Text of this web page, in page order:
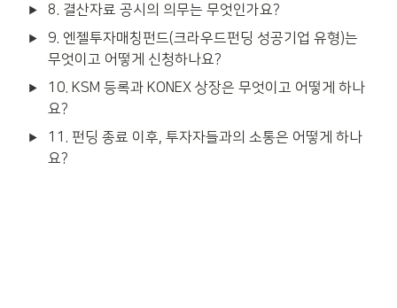
8. 결산자료 공시의 의무는 무엇인가요?
9. 엔젤투자매칭펀드(크라우드펀딩 성공기업 유형)는
무엇이고 어떻게 신청하나요?
10. KSM 등록과 KONEX 상장은 무엇이고 어떻게 하나
요?
11. 펀딩 종료 이후, 투자자들과의 소통은 어떻게 하나
요?